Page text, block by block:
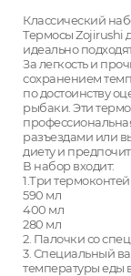
Классический
Термосы Zojirushi
идеально
За легкость и
сохранением
по достоинству
рыбаки. Эти
разъездами или
диету и
В набор входит:
1.Три
590 мл
400 мл
280 мл
2. Палочки со
3. Специальный
температуры еды